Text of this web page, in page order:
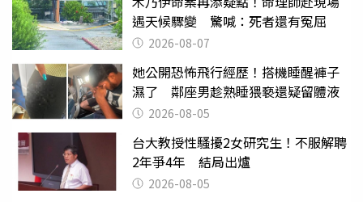
遇天候驟變 驚喊：死者還有冤屈
2026-08-07
她公開恐怖飛行經歷！搭機睡醒褲子
濕了 鄰座男趁熟睡猥褻還疑留體液
2026-08-05
台大教授性騷擾2女研究生！不服解聘
2年爭4年 結局出爐
2026-08-05